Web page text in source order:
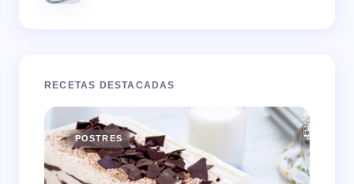
RECETAS DESTACADAS
POSTRES